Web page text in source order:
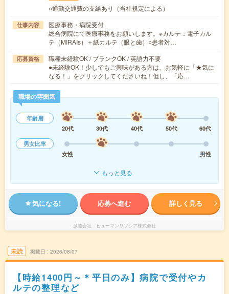
○通勤交通費の支給あり（当社規定による）
仕事内容
医療事務・病院受付
総合病院にて医療事務をお願いします。※カルテ：電子カル
テ（MIRAIs）＋紙カルテ（眼と歯）○患者対…
応募資格
職種未経験OK / ブランクOK / 英語力不要
●未経験OK！少しでもご興味がある方は、お気軽に「★気に
なる！」をクリックしてくださいね！但し、「応…
職場の雰囲気
年齢層
20代
30代 40代 50代
60代
男女比率
女性
男性
もっと見る
気になる! 応募へ進む 詳しく見る
派遣会社 ヒューマンリソシア株式会社
未読 掲載日 2026/08/07
【時給1400円～＊平日のみ】病院で受付やカ
ルテの整理など